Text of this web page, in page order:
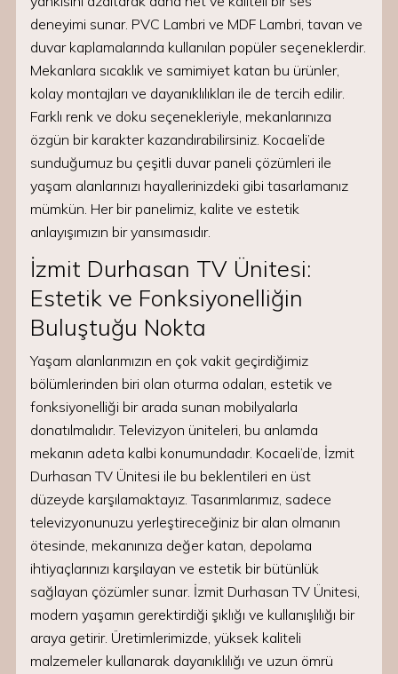
deneyimi sunar. PVC Lambri ve MDF Lambri, tavan ve
duvar kaplamalarında kullanılan popüler seçeneklerdir.
Mekanlara sıcaklık ve samimiyet katan bu ürünler,
kolay montajları ve dayanıklılıkları ile de tercih edilir.
Farklı renk ve doku seçenekleriyle, mekanlarınıza
özgün bir karakter kazandırabilirsiniz. Kocaeli’de
sunduğumuz bu çeşitli duvar paneli çözümleri ile
yaşam alanlarınızı hayallerinizdeki gibi tasarlamanız
mümkün. Her bir panelimiz, kalite ve estetik
anlayışımızın bir yansımasıdır.
İzmit Durhasan TV Ünitesi:
Estetik ve Fonksiyonelliğin
Buluştuğu Nokta
Yaşam alanlarımızın en çok vakit geçirdiğimiz
bölümlerinden biri olan oturma odaları, estetik ve
fonksiyonelliği bir arada sunan mobilyalarla
donatılmalıdır. Televizyon üniteleri, bu anlamda
mekanın adeta kalbi konumundadır. Kocaeli’de, İzmit
Durhasan TV Ünitesi ile bu beklentileri en üst
düzeyde karşılamaktayız. Tasarımlarımız, sadece
televizyonunuzu yerleştireceğiniz bir alan olmanın
ötesinde, mekanınıza değer katan, depolama
ihtiyaçlarınızı karşılayan ve estetik bir bütünlük
sağlayan çözümler sunar. İzmit Durhasan TV Ünitesi,
modern yaşamın gerektirdiği şıklığı ve kullanışlılığı bir
araya getirir. Üretimlerimizde, yüksek kaliteli
malzemeler kullanarak dayanıklılığı ve uzun ömrü